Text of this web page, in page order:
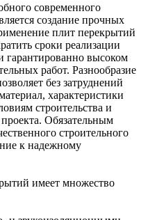
современного
создание прочных
плит перекрытий
сроки реализации
гарантированно высоком
работ. Разнообразие
без затруднений
характеристики
строительства и
Обязательным
строительного
к надежному
имеет множество